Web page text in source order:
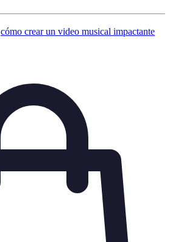
cómo crear un video musical impactante